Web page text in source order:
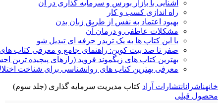
آشنایی با بازار بورس و سرمایه گذاری در آن
راه اندازی کسب و کار
بهبود اعتماد به نفس از طریق زبان بدن
مشکلات عاطفی و درمان آن
با این کتاب ها به یک تریدر حرفه ای تبدیل شو
صفر تا صد بیت کوین: راهنمای جامع و معرفی کتاب های
بهترین کتاب های زیگموند فروید (رازهای پیچیده ترین
معرفی بهترین کتاب های روانشناسی برای شناخت
خانهناشرانانتشارات آراد کتاب مدیریت سرمایه گذاری (جلد سوم)
محصول قبلی